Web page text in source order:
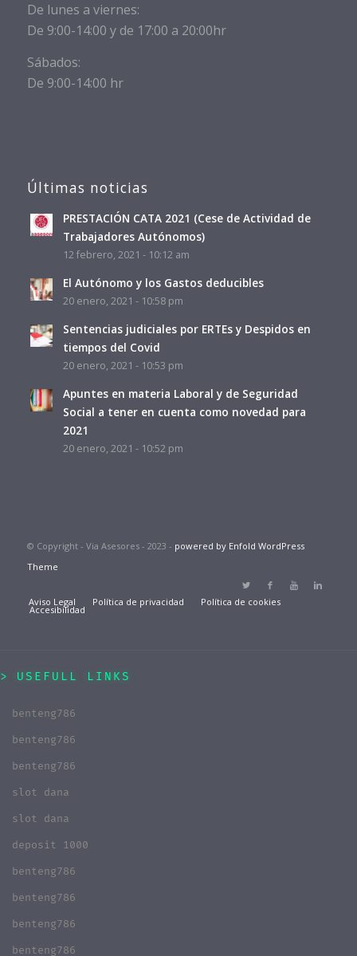
De lunes a viernes:
De 9:00-14:00 y de 17:00 a 20:00hr
Sábados:
De 9:00-14:00 hr
Últimas noticias
PRESTACIÓN CATA 2021 (Cese de Actividad de
Trabajadores Autónomos)
12 febrero, 2021 - 10:12 am
El Autónomo y los Gastos deducibles
20 enero, 2021 - 10:58 pm
Sentencias judiciales por ERTEs y Despidos en
tiempos del Covid
20 enero, 2021 - 10:53 pm
Apuntes en materia Laboral y de Seguridad
Social a tener en cuenta como novedad para
2021
20 enero, 2021 - 10:52 pm
© Copyright - Via Asesores - 2023 - powered by Enfold WordPress
Theme
Aviso Legal Política de privacidad Política de cookies
Accesibilidad
USEFULL LINKS
benteng786
benteng786
benteng786
slot dana
slot dana
deposit 1000
benteng786
benteng786
benteng786
benteng786